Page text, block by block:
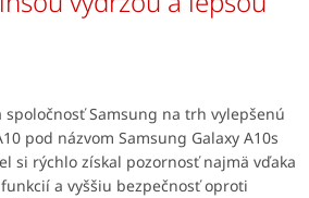
spoločnosť Samsung na trh vylepšenú
pod názvom Samsung Galaxy A10s
si rýchlo získal pozornosť najmä vďaka
a vyššiu bezpečnosť oproti